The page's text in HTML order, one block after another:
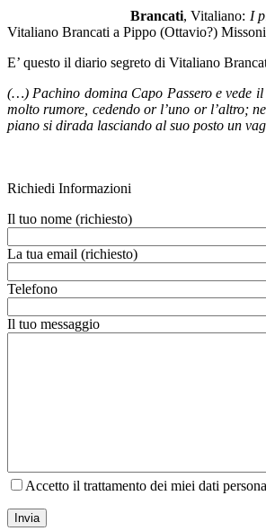
Brancati, Vitaliano: I
Vitaliano Brancati a Pippo (Ottavio?)
E’ questo il diario segreto di Vitaliano
(…) Pachino domina Capo Passero e vede
molto rumore, cedendo or l’uno or l’altro;
piano si dirada lasciando al suo posto un
Richiedi Informazioni
Il tuo nome (richiesto)
La tua email (richiesto)
Telefono
Il tuo messaggio
Accetto il trattamento dei miei dati